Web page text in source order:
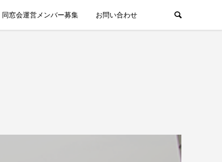
同窓会運営メンバー募集 お問い合わせ